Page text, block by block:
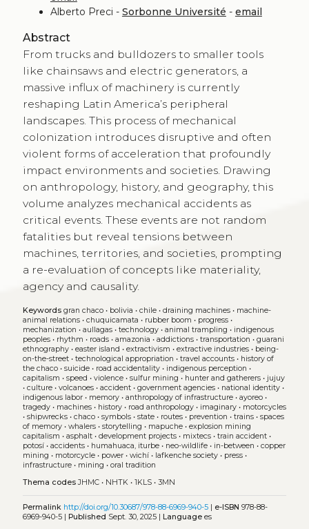
Alberto Preci - Sorbonne Université - email
Abstract
From trucks and bulldozers to smaller tools
like chainsaws and electric generators, a
massive influx of machinery is currently
reshaping Latin America’s peripheral
landscapes. This process of mechanical
colonization introduces disruptive and often
violent forms of acceleration that profoundly
impact environments and societies. Drawing
on anthropology, history, and geography, this
volume analyzes mechanical accidents as
critical events. These events are not random
fatalities but reveal tensions between
machines, territories, and societies, prompting
a re-evaluation of concepts like materiality,
agency and causality.
Keywords gran chaco• bolivia • chile• draining machines• machine-
animal relations• chuquicamata • rubber boom • progress•
mechanization • aullagas• technology• animal trampling • indigenous
peoples• rhythm • roads• amazonia • addictions• transportation • guarani
ethnography• easter island • extractivism • extractive industries• being-
on-the-street• technological appropriation • travel accounts• history of
the chaco• suicide• road accidentality• indigenous perception •
capitalism • speed • violence• sulfur mining • hunter and gatherers• jujuy
• culture• volcanoes• accident• government agencies• national identity•
indigenous labor• memory• anthropology of infrastructure• ayoreo•
tragedy• machines• history• road anthropology• imaginary• motorcycles
• shipwrecks• chaco• symbols• state• routes• prevention • trains• spaces
of memory• whalers• storytelling • mapuche• explosion mining
capitalism • asphalt• development projects• mixtecs• train accident•
potosí• accidents• humahuaca, iturbe• neo-wildlife• in-between • copper
mining • motorcycle• power• wichí• lafkenche society• press•
infrastructure• mining • oral tradition
Thema codes JHMC• NHTK• 1KLS• 3MN
Permalink http://doi.org/10.30687/978-88-6969-940-5| e-ISBN 978-88-
6969-940-5 |
Published Sept. 30, 2025 | Languagees